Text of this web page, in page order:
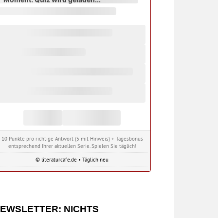
10 Punkte pro richtige Antwort (5 mit Hinweis) + Tagesbonus
entsprechend Ihrer aktuellen Serie. Spielen Sie täglich!
© literaturcafe.de • Täglich neu
NICHTS